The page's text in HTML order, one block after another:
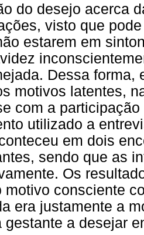
do desejo acerca
visto que
estarem em
Dessa forma,
motivos latentes,
com a
utilizado a
em dois
sendo que as
Os
motivo consciente
era justamente a
gestante a desejar